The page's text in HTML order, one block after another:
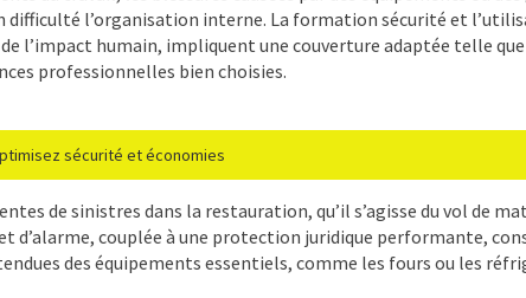
l’organisation interne. La formation sécurité et
l’impact humain, impliquent une couverture adaptée telle
professionnelles bien choisies.
sécurité et économies
de sinistres dans la restauration, qu’il s’agisse du vol de
d’alarme, couplée à une protection juridique performante,
des équipements essentiels, comme les fours ou les